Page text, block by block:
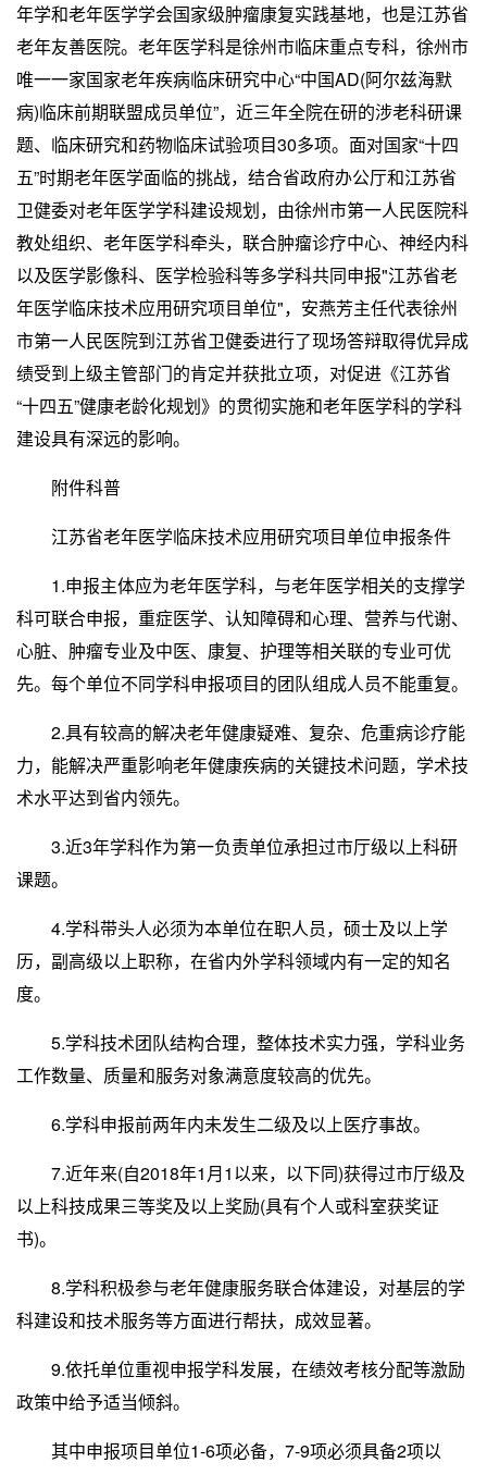
年学和老年医学学会国家级肿瘤康复实践基地，也是江苏省
老年友善医院。老年医学科是徐州市临床重点专科，徐州市
唯一一家国家老年疾病临床研究中心“中国AD(阿尔兹海默
病)临床前期联盟成员单位”，近三年全院在研的涉老科研课
题、临床研究和药物临床试验项目30多项。面对国家“十四
五”时期老年医学面临的挑战，结合省政府办公厅和江苏省
卫健委对老年医学学科建设规划，由徐州市第一人民医院科
教处组织、老年医学科牵头，联合肿瘤诊疗中心、神经内科
以及医学影像科、医学检验科等多学科共同申报"江苏省老
年医学临床技术应用研究项目单位"，安燕芳主任代表徐州
市第一人民医院到江苏省卫健委进行了现场答辩取得优异成
绩受到上级主管部门的肯定并获批立项，对促进《江苏省
“十四五”健康老龄化规划》的贯彻实施和老年医学科的学科
建设具有深远的影响。
附件科普
江苏省老年医学临床技术应用研究项目单位申报条件
1.申报主体应为老年医学科，与老年医学相关的支撑学
科可联合申报，重症医学、认知障碍和心理、营养与代谢、
心脏、肿瘤专业及中医、康复、护理等相关联的专业可优
先。每个单位不同学科申报项目的团队组成人员不能重复。
2.具有较高的解决老年健康疑难、复杂、危重病诊疗能
力，能解决严重影响老年健康疾病的关键技术问题，学术技
术水平达到省内领先。
3.近3年学科作为第一负责单位承担过市厅级以上科研
课题。
4.学科带头人必须为本单位在职人员，硕士及以上学
历，副高级以上职称，在省内外学科领域内有一定的知名
度。
5.学科技术团队结构合理，整体技术实力强，学科业务
工作数量、质量和服务对象满意度较高的优先。
6.学科申报前两年内未发生二级及以上医疗事故。
7.近年来(自2018年1月1以来，以下同)获得过市厅级及
以上科技成果三等奖及以上奖励(具有个人或科室获奖证
书)。
8.学科积极参与老年健康服务联合体建设，对基层的学
科建设和技术服务等方面进行帮扶，成效显著。
9.依托单位重视申报学科发展，在绩效考核分配等激励
政策中给予适当倾斜。
其中申报项目单位1-6项必备，7-9项必须具备2项以